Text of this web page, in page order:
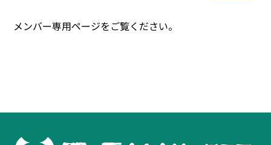
メンバー専用ページをご覧ください。